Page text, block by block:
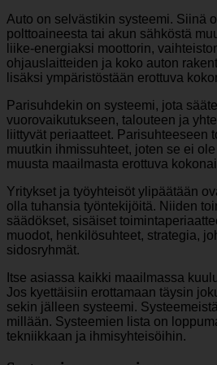
Auto on selvästikin systeemi. Siinä
polttoaineesta tai akun sähköstä
liike-energiaksi moottorin,
ohjauslaitteiden ja koko auton
lisäksi ympäristöstään erottuva
Parisuhdekin on systeemi, jota
vuorovaikutukseen, talouteen ja
liittyvät periaatteet. Parisuhteeseen
muutkin ihmissuhteet, joten se ei
muusta maailmasta erottuva
Yritykset ja työyhteisöt ylipäätään
olla tuhansia työntekijöitä. Niiden
säädökset, sisäiset
muodot, henkilösuhteet, strategia,
sidosryhmät.
Itse asiassa kaikki maailmassa
Jos kyettäisiin erottamaan täysin
sekin jälleen systeemi.
millään. Systeemien lista on
tekniikkaan ja ihmisyhteisöihin.